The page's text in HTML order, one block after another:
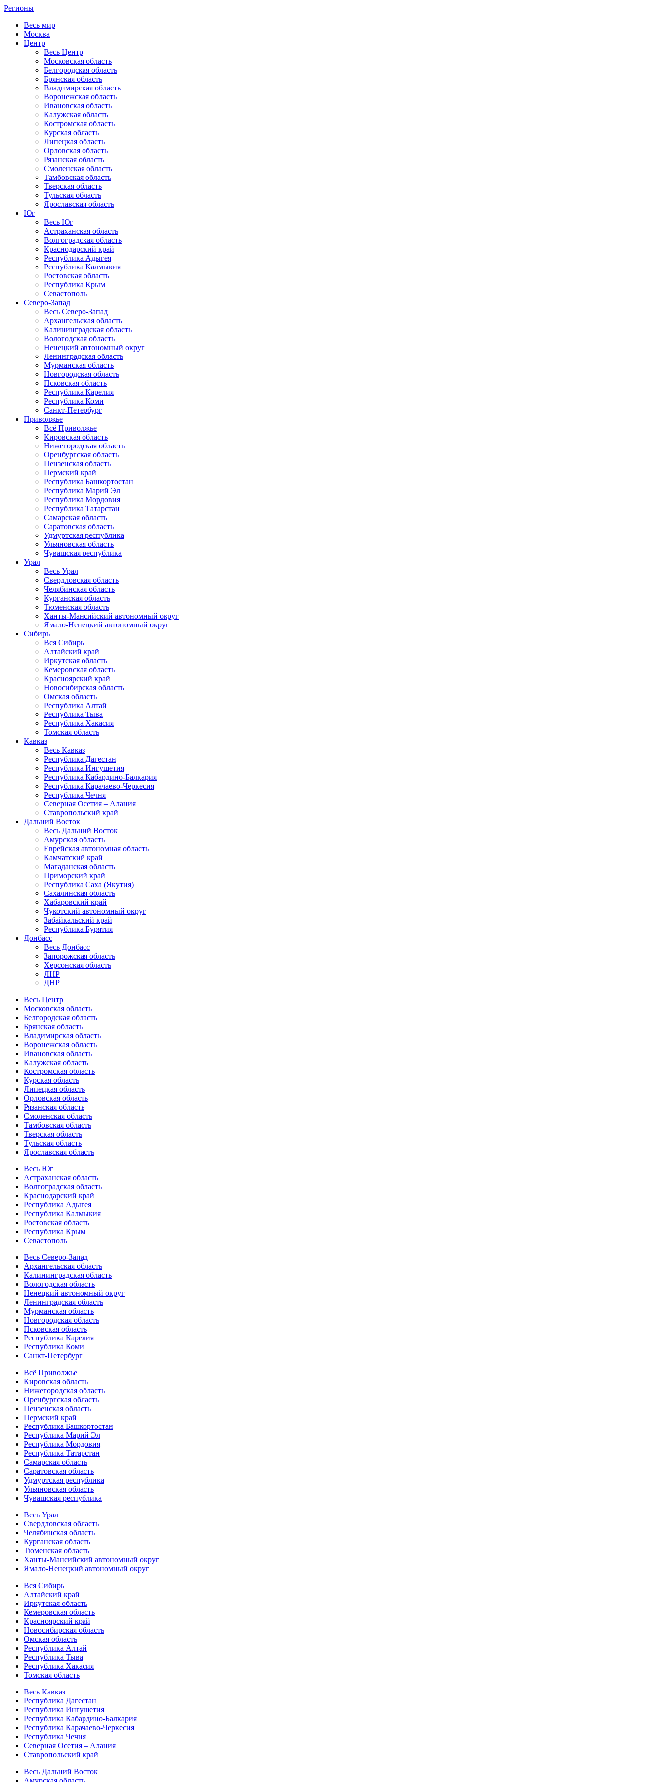
Регионы
Весь мир
Москва
Центр
Весь Центр
Московская область
Белгородская область
Брянская область
Владимирская область
Воронежская область
Ивановская область
Калужская область
Костромская область
Курская область
Липецкая область
Орловская область
Рязанская область
Смоленская область
Тамбовская область
Тверская область
Тульская область
Ярославская область
Юг
Весь Юг
Астраханская область
Волгоградская область
Краснодарский край
Республика Адыгея
Республика Калмыкия
Ростовская область
Республика Крым
Севастополь
Северо-Запад
Весь Северо-Запад
Архангельская область
Калининградская область
Вологодская область
Ненецкий автономный округ
Ленинградская область
Мурманская область
Новгородская область
Псковская область
Республика Карелия
Республика Коми
Санкт-Петербург
Приволжье
Всё Приволжье
Кировская область
Нижегородская область
Оренбургская область
Пензенская область
Пермский край
Республика Башкортостан
Республика Марий Эл
Республика Мордовия
Республика Татарстан
Самарская область
Саратовская область
Удмуртская республика
Ульяновская область
Чувашская республика
Урал
Весь Урал
Свердловская область
Челябинская область
Курганская область
Тюменская область
Ханты-Мансийский автономный округ
Ямало-Ненецкий автономный округ
Сибирь
Вся Сибирь
Алтайский край
Иркутская область
Кемеровская область
Красноярский край
Новосибирская область
Омская область
Республика Алтай
Республика Тыва
Республика Хакасия
Томская область
Кавказ
Весь Кавказ
Республика Дагестан
Республика Ингушетия
Республика Кабардино-Балкария
Республика Карачаево-Черкесия
Республика Чечня
Северная Осетия – Алания
Ставропольский край
Дальний Восток
Весь Дальний Восток
Амурская область
Еврейская автономная область
Камчатский край
Магаданская область
Приморский край
Республика Саха (Якутия)
Сахалинская область
Хабаровский край
Чукотский автономный округ
Забайкальский край
Республика Бурятия
Донбасс
Весь Донбасс
Запорожская область
Херсонская область
ЛНР
ДНР
Весь Центр
Московская область
Белгородская область
Брянская область
Владимирская область
Воронежская область
Ивановская область
Калужская область
Костромская область
Курская область
Липецкая область
Орловская область
Рязанская область
Смоленская область
Тамбовская область
Тверская область
Тульская область
Ярославская область
Весь Юг
Астраханская область
Волгоградская область
Краснодарский край
Республика Адыгея
Республика Калмыкия
Ростовская область
Республика Крым
Севастополь
Весь Северо-Запад
Архангельская область
Калининградская область
Вологодская область
Ненецкий автономный округ
Ленинградская область
Мурманская область
Новгородская область
Псковская область
Республика Карелия
Республика Коми
Санкт-Петербург
Всё Приволжье
Кировская область
Нижегородская область
Оренбургская область
Пензенская область
Пермский край
Республика Башкортостан
Республика Марий Эл
Республика Мордовия
Республика Татарстан
Самарская область
Саратовская область
Удмуртская республика
Ульяновская область
Чувашская республика
Весь Урал
Свердловская область
Челябинская область
Курганская область
Тюменская область
Ханты-Мансийский автономный округ
Ямало-Ненецкий автономный округ
Вся Сибирь
Алтайский край
Иркутская область
Кемеровская область
Красноярский край
Новосибирская область
Омская область
Республика Алтай
Республика Тыва
Республика Хакасия
Томская область
Весь Кавказ
Республика Дагестан
Республика Ингушетия
Республика Кабардино-Балкария
Республика Карачаево-Черкесия
Республика Чечня
Северная Осетия – Алания
Ставропольский край
Весь Дальний Восток
Амурская область